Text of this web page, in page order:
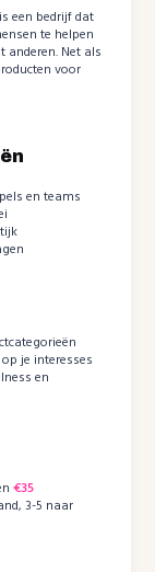
een bedrijf dat
te helpen
anderen. Net als
voor
en teams
je interesses
en
€35
3-5 naar